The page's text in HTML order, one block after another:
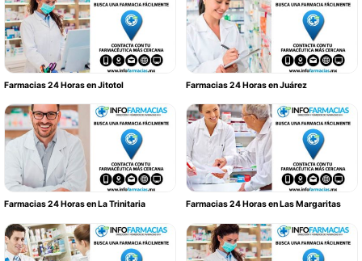
Farmacias 24 Horas en Jitotol Farmacias 24 Horas en Juárez
Farmacias 24 Horas en La Trinitaria Farmacias 24 Horas en Las Margaritas